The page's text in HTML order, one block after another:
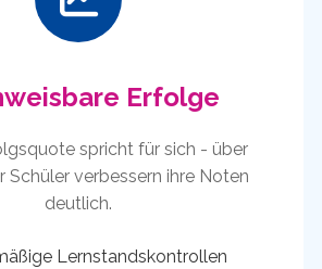
Erfolge
spricht für sich - über
Schüler verbessern ihre Noten
deutlich.
Lernstandskontrollen